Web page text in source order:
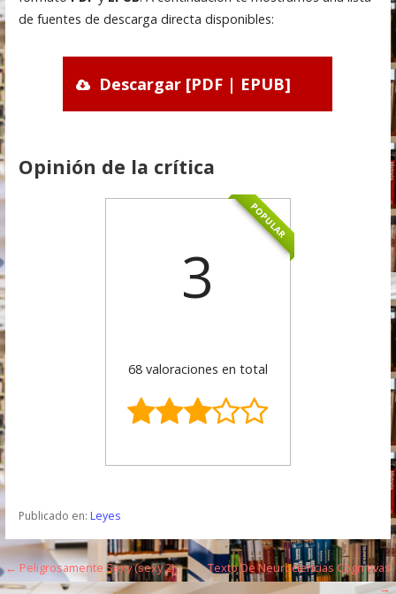
de fuentes de descarga directa disponibles:
Descargar [PDF | EPUB]
Opinión de la crítica
POPULAR
3
68 valoraciones en total
Publicado en: Leyes
N
← Peligrosamente Sexy (sexy 2)
Texto De Neurociencias Cognitivas
→